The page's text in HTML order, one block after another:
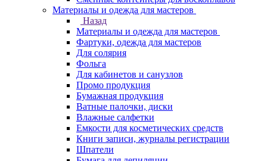
Материалы и одежда для мастеров
Назад
Материалы и одежда для мастеров
Фартуки, одежда для мастеров
Для солярия
Фольга
Для кабинетов и санузлов
Промо продукция
Бумажная продукция
Ватные палочки, диски
Влажные салфетки
Емкости для косметических средств
Книги записи, журналы регистрации
Шпатели